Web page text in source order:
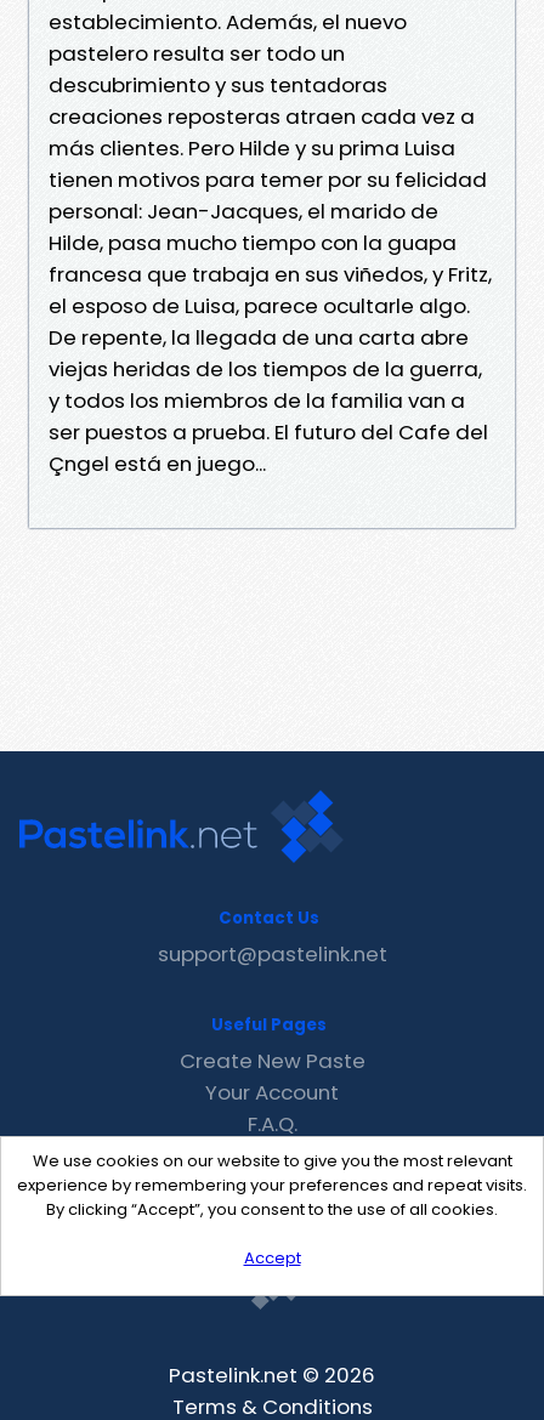
establecimiento. Además, el nuevo
pastelero resulta ser todo un
descubrimiento y sus tentadoras
creaciones reposteras atraen cada vez a
más clientes. Pero Hilde y su prima Luisa
tienen motivos para temer por su felicidad
personal: Jean-Jacques, el marido de
Hilde, pasa mucho tiempo con la guapa
francesa que trabaja en sus viñedos, y Fritz,
el esposo de Luisa, parece ocultarle algo.
De repente, la llegada de una carta abre
viejas heridas de los tiempos de la guerra,
y todos los miembros de la familia van a
ser puestos a prueba. El futuro del Cafe del
Çngel está en juego...
We use cookies on our website to give you the most relevant
experience by remembering your preferences and repeat visits.
By clicking “Accept”, you consent to the use of all cookies.
Accept
Contact Us
support@pastelink.net
Useful Pages
Create New Paste
Your Account
F.A.Q.
Recent
Contact
Pastelink.net © 2026
Terms & Conditions